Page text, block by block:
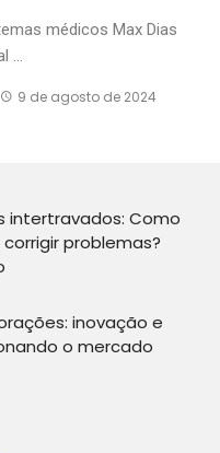
médicos Max Dias
9 de agosto de 2024
intertravados: Como
problemas?
inovação e
o mercado